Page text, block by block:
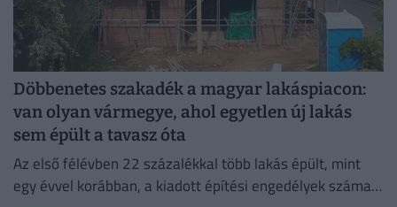
Döbbenetes szakadék a magyar lakáspiacon:
van olyan vármegye, ahol egyetlen új lakás
sem épült a tavasz óta
Az első félévben 22 százalékkal több lakás épült, mint
egy évvel korábban, a kiadott építési engedélyek száma